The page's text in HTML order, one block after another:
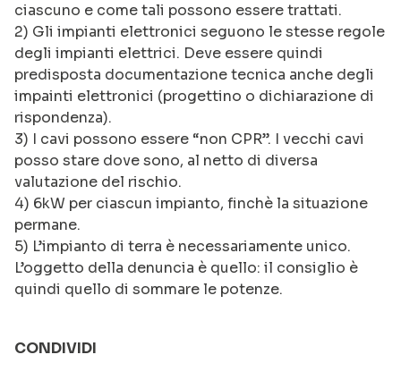
ciascuno e come tali possono essere trattati.
2) Gli impianti elettronici seguono le stesse regole
degli impianti elettrici. Deve essere quindi
predisposta documentazione tecnica anche degli
impainti elettronici (progettino o dichiarazione di
rispondenza).
3) I cavi possono essere “non CPR”. I vecchi cavi
posso stare dove sono, al netto di diversa
valutazione del rischio.
4) 6kW per ciascun impianto, finchè la situazione
permane.
5) L’impianto di terra è necessariamente unico.
L’oggetto della denuncia è quello: il consiglio è
quindi quello di sommare le potenze.
CONDIVIDI